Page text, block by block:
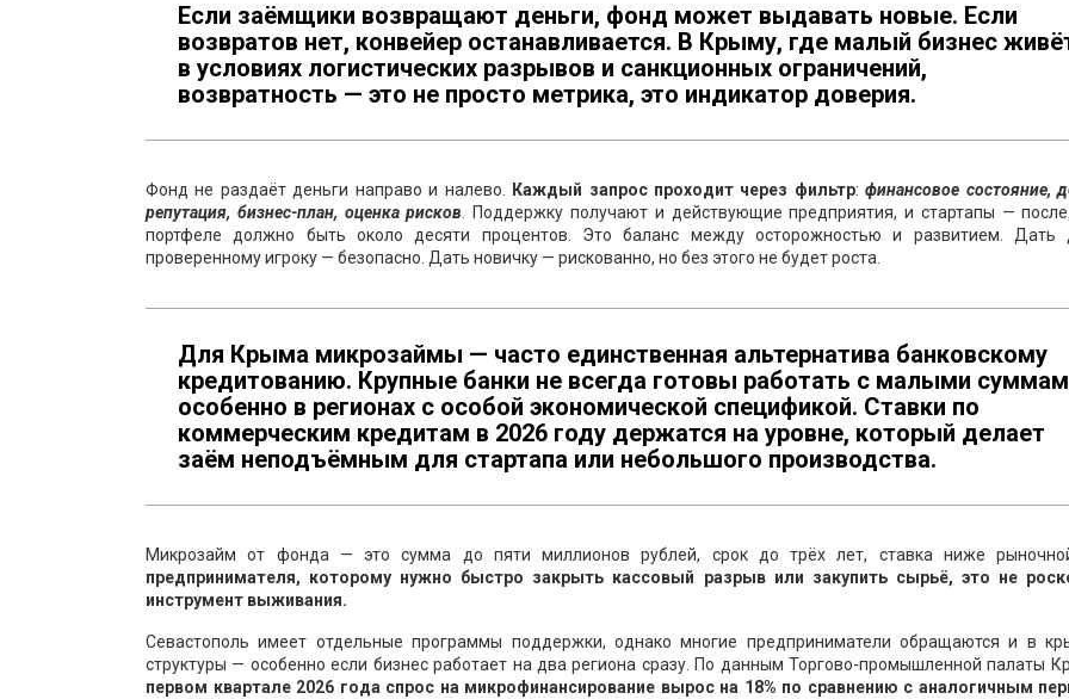
Если заёмщики возвращают деньги, фонд может выдавать новые. Если
возвратов нет, конвейер останавливается. В Крыму, где малый бизнес
в условиях логистических разрывов и санкционных ограничений,
возвратность — это не просто метрика, это индикатор доверия.
Фонд не раздаёт деньги направо и налево. Каждый запрос проходит через фильтр:финансовое состояние,
репутация, бизнес-план, оценка рисков . Поддержку получают и действующие предприятия, и стартапы —
портфеле должно быть около десяти процентов. Это баланс между осторожностью и развитием. Дать
проверенному игроку — безопасно. Дать новичку — рискованно, но без этого не будет роста.
Для Крыма микрозаймы — часто единственная альтернатива банковскому
кредитованию. Крупные банки не всегда готовы работать с малыми
особенно в регионах с особой экономической спецификой. Ставки по
коммерческим кредитам в 2026 году держатся на уровне, который делает
заём неподъёмным для стартапа или небольшого производства.
Микрозайм от фонда — это сумма до пяти миллионов рублей, срок до трёх лет, ставка ниже
предпринимателя, которому нужно быстро закрыть кассовый разрыв или закупить сырьё, это не
инструмент выживания.
Севастополь имеет отдельные программы поддержки, однако многие предприниматели обращаются и в
структуры — особенно если бизнес работает на два региона сразу. По данным Торгово-промышленной палаты
первом квартале 2026 года спрос на микрофинансирование вырос на 18% по сравнению с аналогичным